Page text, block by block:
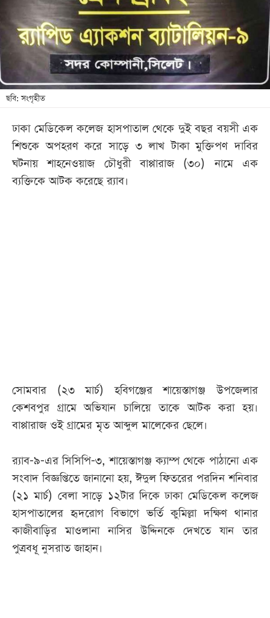
বিনোদন
স্টাইল
শিক্ষা
সব
বিভাগ
ছবি: সংগৃহীত
ঢাকা মেডিকেল কলেজ হাসপাতাল থেকে দুই বছর বয়সী এক
শিশুকে অপহরণ করে সাড়ে ৩ লাখ টাকা মুক্তিপণ দাবির
ঘটনায় শাহনেওয়াজ চৌধুরী বাপ্পারাজ (৩০) নামে এক
ব্যক্তিকে আটক করেছে র‌্যাব।
সোমবার (২৩ মার্চ) হবিগঞ্জের শায়েস্তাগঞ্জ উপজেলার
কেশবপুর গ্রামে অভিযান চালিয়ে তাকে আটক করা হয়।
বাপ্পারাজ ওই গ্রামের মৃত আব্দুল মালেকের ছেলে।
র‌্যাব-৯-এর সিসিপি-৩, শায়েস্তাগঞ্জ ক্যাম্প থেকে পাঠানো এক
সংবাদ বিজ্ঞপ্তিতে জানানো হয়, ঈদুল ফিতরের পরদিন শনিবার
(২১ মার্চ) বেলা সাড়ে ১২টার দিকে ঢাকা মেডিকেল কলেজ
হাসপাতালের হৃদরোগ বিভাগে ভর্তি কুমিল্লা দক্ষিণ থানার
কাজীবাড়ির মাওলানা নাসির উদ্দিনকে দেখতে যান তার
পুত্রবধূ নুসরাত জাহান।